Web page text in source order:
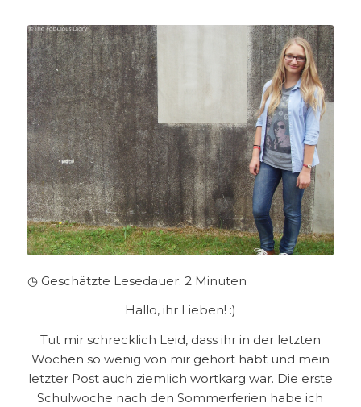
◷ Geschätzte Lesedauer: 2 Minuten
Hallo, ihr Lieben! :)
Tut mir schrecklich Leid, dass ihr in der letzten
Wochen so wenig von mir gehört habt und mein
letzter Post auch ziemlich wortkarg war. Die erste
Schulwoche nach den Sommerferien habe ich